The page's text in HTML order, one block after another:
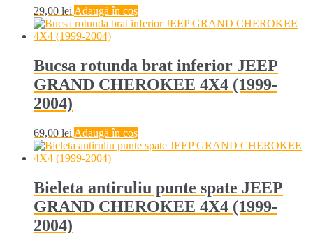
29,00 lei Adaugă în coș
Bucsa rotunda brat inferior JEEP
GRAND CHEROKEE 4X4 (1999-
2004)
69,00 lei Adaugă în coș
Bieleta antiruliu punte spate JEEP
GRAND CHEROKEE 4X4 (1999-
2004)